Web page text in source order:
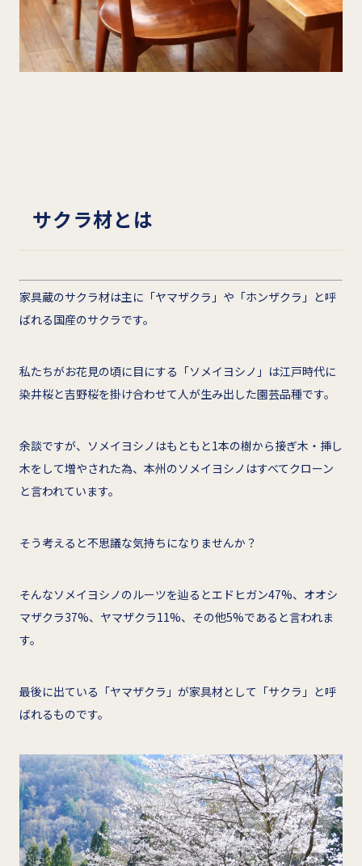
サクラ材とは
家具蔵のサクラ材は主に「ヤマザクラ」や「ホンザクラ」と呼
ばれる国産のサクラです。
私たちがお花見の頃に目にする「ソメイヨシノ」は江戸時代に
染井桜と吉野桜を掛け合わせて人が生み出した園芸品種です。
余談ですが、ソメイヨシノはもともと1本の樹から接ぎ木・挿し
木をして増やされた為、本州のソメイヨシノはすべてクローン
と言われています。
そう考えると不思議な気持ちになりませんか？
そんなソメイヨシノのルーツを辿るとエドヒガン47%、オオシ
マザクラ37%、ヤマザクラ11%、その他5%であると言われま
す。
最後に出ている「ヤマザクラ」が家具材として「サクラ」と呼
ばれるものです。